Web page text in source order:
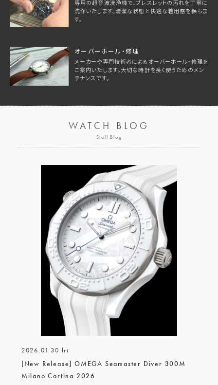
専用の超音波洗浄機で、ブレスレットの汚れを丁寧に
洗浄いたします。清潔な状態と快適な着用感を保ちま
す。
オーバーホール・修理
メーカーや専門技術者によるオーバーホール・修理を
ご案内いたします。大切な時計を長く使うためのメン
テナンスです。
WATCH BLOG
Staff Blog
2026.01.30.fri
[New Release] OMEGA Seamaster Diver 300M
Milano Cortina 2026